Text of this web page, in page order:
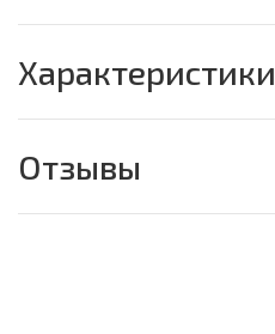
Характеристики
Отзывы